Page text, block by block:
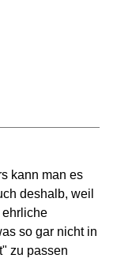
kann man es
deshalb, weil
so gar nicht in
zu passen